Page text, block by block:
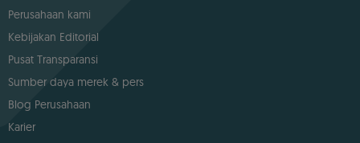
Perusahaan kami
Kebijakan Editorial
Pusat Transparansi
Sumber daya merek & pers
Blog Perusahaan
Karier